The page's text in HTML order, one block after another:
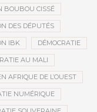
BOUBOU CISSÉ
DES DÉPUTÉS
IBK DÉMOCRATIE
AU MALI
AFRIQUE DE L’OUEST
NUMÉRIQUE